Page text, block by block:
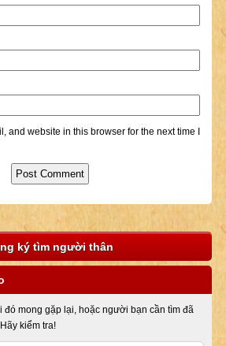
and website in this browser for the next time I
ký tìm người thân
đó mong gặp lại, hoặc người bạn cần tìm đã
kiểm tra!